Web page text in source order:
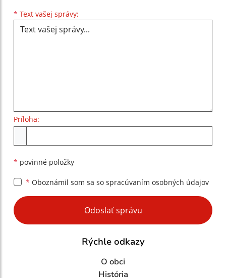
* Text vašej správy:
Príloha:
* povinné položky
* Oboznámil som sa so spracúvaním osobných údajov
Google reCaptcha Response
Odoslať správu
Rýchle odkazy
O obci
História